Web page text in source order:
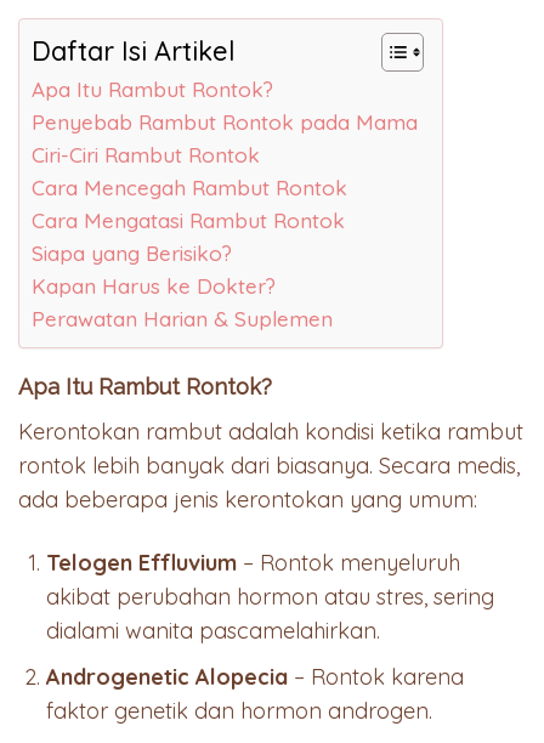
Daftar Isi Artikel
Apa Itu Rambut Rontok?
Penyebab Rambut Rontok pada Mama
Ciri-Ciri Rambut Rontok
Cara Mencegah Rambut Rontok
Cara Mengatasi Rambut Rontok
Siapa yang Berisiko?
Kapan Harus ke Dokter?
Perawatan Harian & Suplemen
Apa Itu Rambut Rontok?
Kerontokan rambut adalah kondisi ketika rambut
rontok lebih banyak dari biasanya. Secara medis,
ada beberapa jenis kerontokan yang umum:
Telogen Effluvium – Rontok menyeluruh
akibat perubahan hormon atau stres, sering
dialami wanita pascamelahirkan.
Androgenetic Alopecia – Rontok karena
faktor genetik dan hormon androgen.